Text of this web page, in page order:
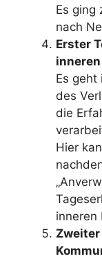
Es ging
nach
Erster
Es geht
des
die
Hier
inneren
Zweiter